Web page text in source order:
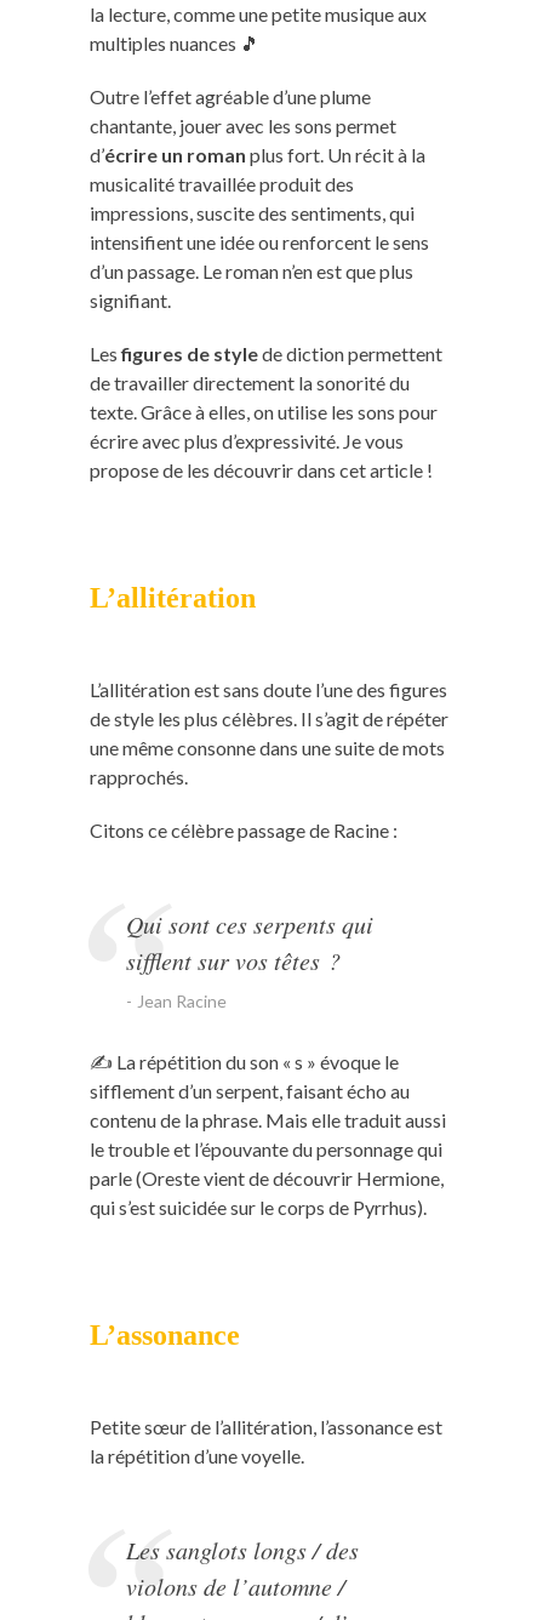
la lecture, comme une petite musique aux
multiples nuances 🎵
Outre l’effet agréable d’une plume
chantante, jouer avec les sons permet
d’écrire un roman plus fort. Un récit à la
musicalité travaillée produit des
impressions, suscite des sentiments, qui
intensifient une idée ou renforcent le sens
d’un passage. Le roman n’en est que plus
signifiant.
Lesfigures de stylede diction permettent
de travailler directement la sonorité du
texte. Grâce à elles, on utilise les sons pour
écrire avec plus d’expressivité. Je vous
propose de les découvrir dans cet article !
L’allitération
L’allitération est sans doute l’une des figures
de style les plus célèbres. Il s’agit de répéter
une même consonne dans une suite de mots
rapprochés.
Citons ce célèbre passage de Racine :
Qui sont ces serpents qui
sifflent sur vos têtes ?
Jean Racine
✍️ La répétition du son « s » évoque le
sifflement d’un serpent, faisant écho au
contenu de la phrase. Mais elle traduit aussi
le trouble et l’épouvante du personnage qui
parle (Oreste vient de découvrir Hermione,
qui s’est suicidée sur le corps de Pyrrhus).
L’assonance
Petite sœur de l’allitération, l’assonance est
la répétition d’une voyelle.
Les sanglots longs / des
violons de l’automne /